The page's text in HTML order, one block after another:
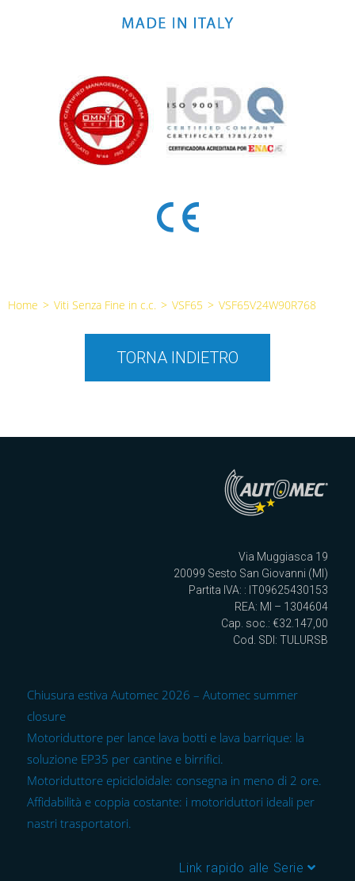
Home > Viti Senza Fine in c.c. > VSF65 > VSF65V24W90R768
TORNA INDIETRO
Via Muggiasca 19
20099 Sesto San Giovanni (MI)
Partita IVA: : IT09625430153
REA: MI – 1304604
Cap. soc.: €32.147,00
Cod. SDI: TULURSB
Chiusura estiva Automec 2026 – Automec summer
closure
Motoriduttore per lance lava botti e lava barrique: la
soluzione EP35 per cantine e birrifici.
Motoriduttore epicicloidale: consegna in meno di 2 ore.
Affidabilità e coppia costante: i motoriduttori ideali per
nastri trasportatori.
Link rapido alle Serie